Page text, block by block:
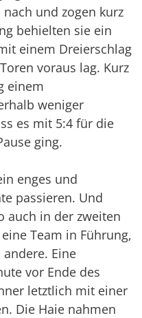
und zogen kurz
behielten sie ein
einem Dreierschlag
voraus lag. Kurz
einem
weniger
es mit 5:4 für die
ging.
enges und
passieren. Und
auch in der zweiten
Team in Führung,
Eine
vor Ende des
letztlich mit einer
Die Haie nahmen